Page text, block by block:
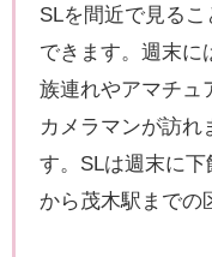
SLを間近で見るこ
できます。週末に
族連れやアマチュ
カメラマンが訪れ
す。SLは週末に下
から茂木駅までの